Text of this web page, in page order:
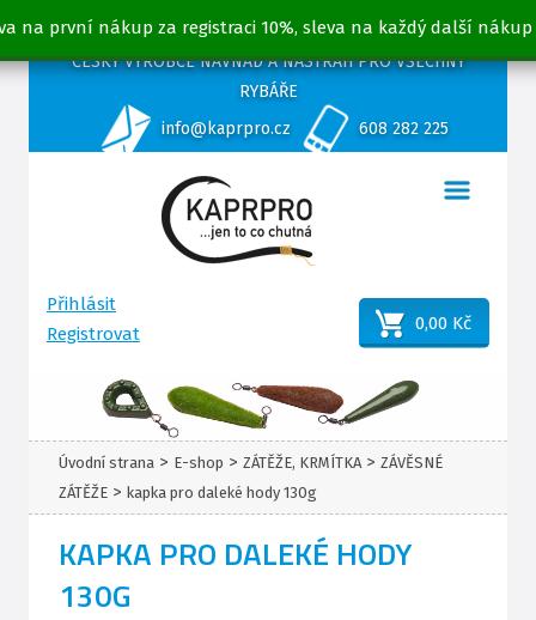
na první nákup za registraci 10%, sleva na každý další nákup
ČESKÝ VÝROBCE NÁVNAD A NÁSTRAH PRO VŠECHNY
RYBÁŘE
info@kaprpro.cz
608 282 225
Přihlásit
Registrovat
0,00 Kč
Úvodní strana > E-shop > ZÁTĚŽE, KRMÍTKA > ZÁVĚSNÉ
ZÁTĚŽE > kapka pro daleké hody 130g
KAPKA PRO DALEKÉ HODY
130G